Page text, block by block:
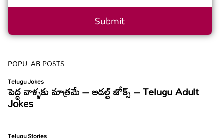
POPULAR POSTS